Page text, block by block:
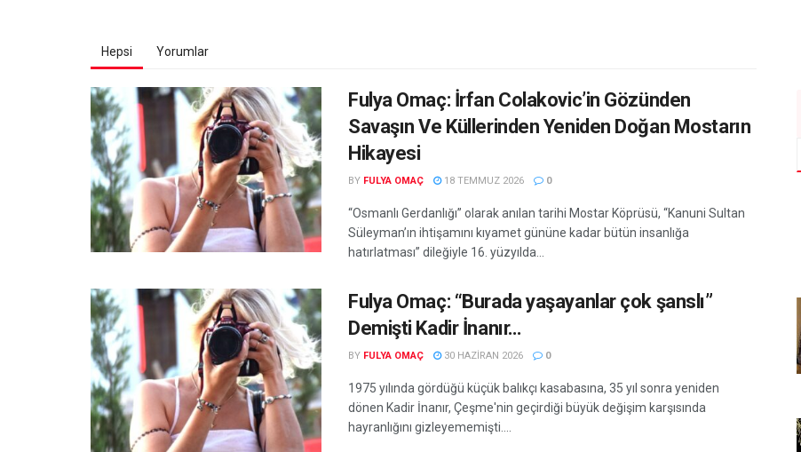
Hepsi Yorumlar
Fulya Omaç: İrfan Colakovic’in Gözünden
Savaşın Ve Küllerinden Yeniden Doğan Mostarın
Hikayesi
BY FULYA OMAÇ 18 TEMMUZ 2026 0
“Osmanlı Gerdanlığı” olarak anılan tarihi Mostar Köprüsü, “Kanuni Sultan
Süleyman’ın ihtişamını kıyamet gününe kadar bütün insanlığa
hatırlatması” dileğiyle 16. yüzyılda...
Fulya Omaç: “Burada yaşayanlar çok şanslı”
Demişti Kadir İnanır…
BY FULYA OMAÇ 30 HAZIRAN 2026 0
1975 yılında gördüğü küçük balıkçı kasabasına, 35 yıl sonra yeniden
dönen Kadir İnanır, Çeşme'nin geçirdiği büyük değişim karşısında
hayranlığını gizleyememişti....